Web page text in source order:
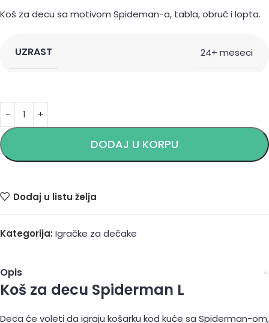
Koš za decu sa motivom Spideman-a, tabla, obruč i lopta.
UZRAST 24+ meseci
DODAJ U KORPU
Alternative:
Dodaj u listu želja
Kategorija: Igračke za dečake
Opis
Koš za decu Spiderman L
Deca će voleti da igraju košarku kod kuće sa Spiderman-om,